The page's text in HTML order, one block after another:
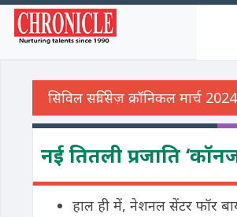
नई तितली प्रजाति
हाल ही में, नेशनल सेंटर फॉर